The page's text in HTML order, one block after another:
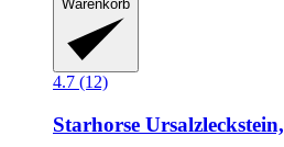
Warenkorb
4.7 (12)
Starhorse